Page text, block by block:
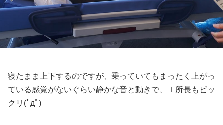
寝たまま上下するのですが、乗っていてもまったく上がっ
ている感覚がないぐらい静かな音と動きで、Ｉ所長もビッ
クリ(ﾟдﾟ)